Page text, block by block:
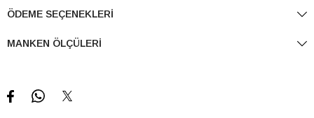
ÖDEME SEÇENEKLERI
MANKEN ÖLÇÜLERI